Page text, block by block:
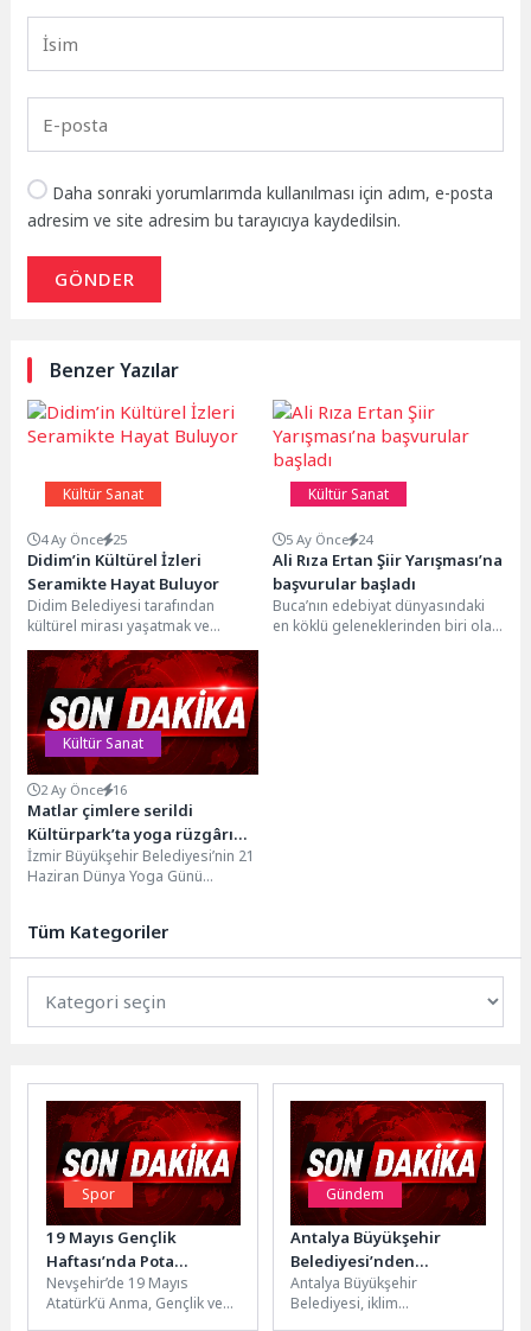
Daha sonraki yorumlarımda kullanılması için adım, e-posta
adresim ve site adresim bu tarayıcıya kaydedilsin.
GÖNDER
Benzer Yazılar
Kültür Sanat
4 Ay Önce 25
Didim’in Kültürel İzleri
Seramikte Hayat Buluyor
Didim Belediyesi tarafından
kültürel mirası yaşatmak ve
gelecek nesillere aktarmak
amacıyla yürütülen çalışmalar
kapsamında faaliyet...
Kültür Sanat
5 Ay Önce 24
Ali Rıza Ertan Şiir Yarışması’na
başvurular başladı
Buca’nın edebiyat dünyasındaki
en köklü geleneklerinden biri olan
Kültür Sanat
2 Ay Önce 16
Matlar çimlere serildi
Kültürpark’ta yoga rüzgârı
esti
İzmir Büyükşehir Belediyesi’nin 21
Haziran Dünya Yoga Günü
Tüm Kategoriler
Spor
19 Mayıs Gençlik
Haftası’nda Pota
Heyecanı Sokağa Taştı
Nevşehir’de 19 Mayıs
Atatürk’ü Anma, Gençlik ve
Gündem
Antalya Büyükşehir
Belediyesi’nden
kuraklığa karşı
sürdürülebilir peyzaj
Antalya Büyükşehir
Belediyesi, iklim